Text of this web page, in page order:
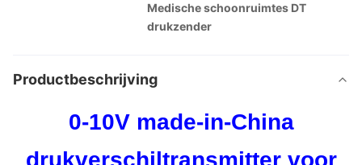
Medische schoonruimtes DT
drukzender
Productbeschrijving
0-10V made-in-China
drukverschiltransmitter voor